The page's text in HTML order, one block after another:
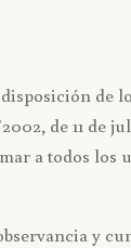
de
de 11 de
a todos los
y